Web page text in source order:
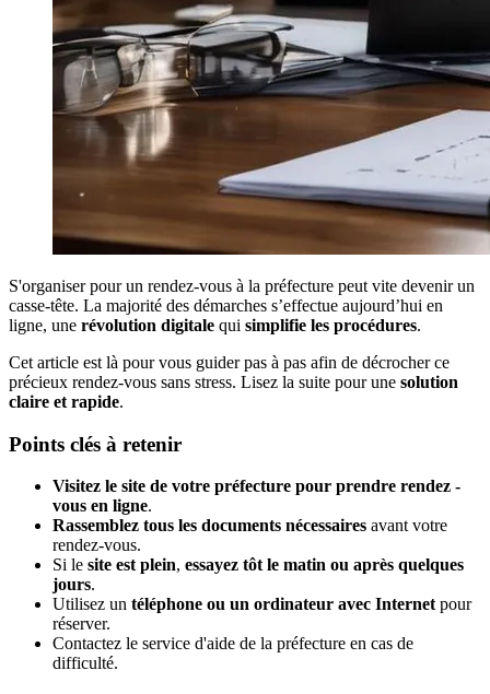
S'organiser pour un rendez-vous à la préfecture peut vite devenir un
casse-tête. La majorité des démarches s’effectue aujourd’hui en
ligne, une révolution digitale qui simplifie les procédures.
Cet article est là pour vous guider pas à pas afin de décrocher ce
précieux rendez-vous sans stress. Lisez la suite pour une solution
claire et rapide.
Points clés à retenir
Visitez le site de votre préfecture pour prendre rendez -
vous en ligne.
Rassemblez tous les documents nécessaires avant votre
rendez-vous.
Si le site est plein, essayez tôt le matin ou après quelques
jours.
Utilisez un téléphone ou un ordinateur avec Internetpour
réserver.
Contactez le service d'aide de la préfecture en cas de
difficulté.